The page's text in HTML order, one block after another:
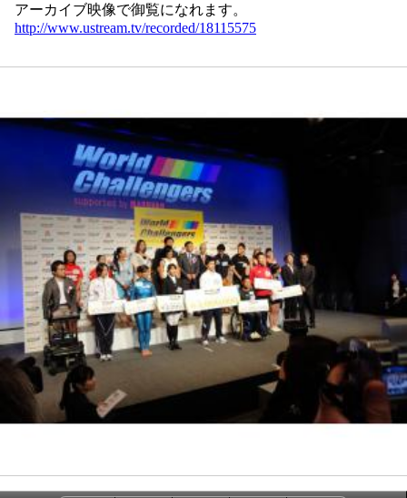
アーカイブ映像で御覧になれます。
http://www.ustream.tv/recorded/18115575